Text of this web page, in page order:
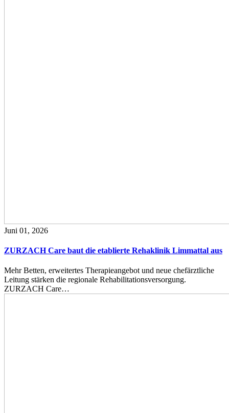
Juni 01, 2026
ZURZACH Care baut die etablierte Rehaklinik Limmattal aus
Mehr Betten, erweitertes Therapieangebot und neue chefärztliche
Leitung stärken die regionale Rehabilitationsversorgung.
ZURZACH Care…